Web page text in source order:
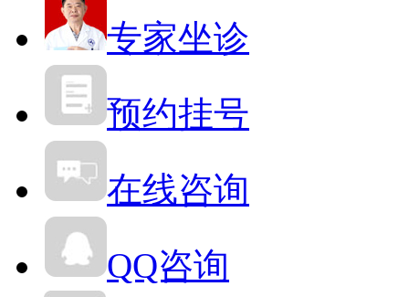
专家坐诊
预约挂号
在线咨询
QQ咨询